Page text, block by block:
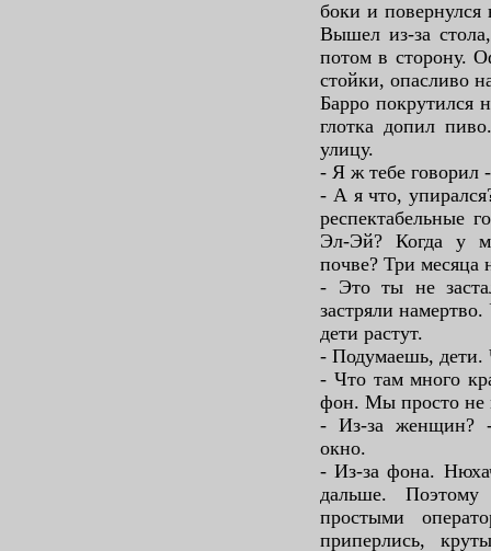
боки и повернулся
Вышел из-за
потом в сторону.
стойки, опасливо
Барро покрутился
глотка допил
улицу.
- Я ж тебе говорил
- А я что,
респектабельные
Эл-Эй? Когда у
почве? Три месяца
- Это ты не
застряли
дети растут.
- Подумаешь, дети.
- Что там много
фон. Мы просто не
- Из-за женщин?
окно.
- Из-за фона.
дальше.
простыми
приперлись,